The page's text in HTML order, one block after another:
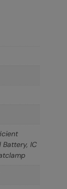
Battery, IC